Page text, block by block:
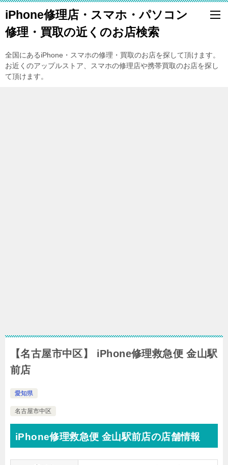
iPhone修理店・スマホ・パソコン
修理・買取の近くのお店検索
全国にあるiPhone・スマホの修理・買取のお店を探して頂けます。
お近くのアップルストア、スマホの修理店や携帯買取のお店を探し
て頂けます。
【名古屋市中区】 iPhone修理救急便 金山駅
前店
愛知県
名古屋市中区
iPhone修理救急便 金山駅前店の店舗情報